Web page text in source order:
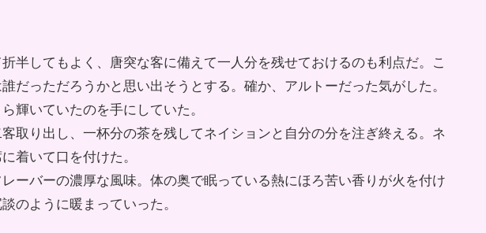
半してもよく、唐突な客に備えて一人分を残せておけるのも利点だ。こ
だっただろうかと思い出そうとする。確か、アルトーだった気がした。
輝いていたのを手にしていた。
取り出し、一杯分の茶を残してネイションと自分の分を注ぎ終える。ネ
着いて口を付けた。
ーバーの濃厚な風味。体の奥で眠っている熱にほろ苦い香りが火を付け
のように暖まっていった。